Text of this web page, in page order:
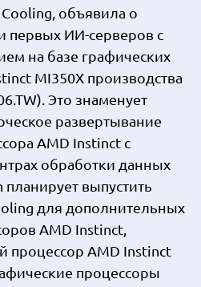
объявила о
первых ИИ-серверов с
на базе графических
MI350X производства
Это знаменует
развертывание
AMD Instinct с
обработки данных
выпустить
для дополнительных
AMD Instinct,
процессор AMD Instinct
процессоры